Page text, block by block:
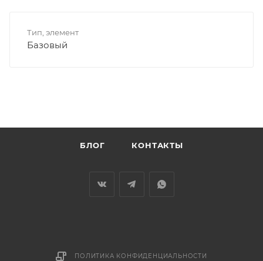
Тип, элемент
Базовый
БЛОГ КОНТАКТЫ
ПОЛИТИКА КОНФИДЕНЦИАЛЬНОСТИ